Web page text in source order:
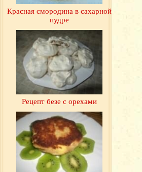
Красная смородина в сахарной
пудре
Рецепт безе с орехами